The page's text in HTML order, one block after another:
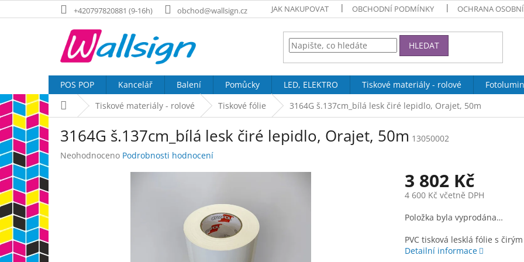
na
+420797820881 (9-16h) obchod@wallsign.cz JAK NAKUPOVAT OBCHODNÍ PODMÍNKY OCHRANA
HLEDAT
POS POP Kancelář Balení Pomůcky LED, ELEKTRO Tiskové materiály - rolové
Domů Tiskové materiály - rolové Tiskové fólie 3164G š.137cm_bílá lesk čiré lepidlo, Orajet, 50m
3164G š.137cm_bílá lesk čiré lepidlo, Orajet, 50m 13050002
Průměrné
Neohodnoceno Podrobnosti hodnocení
3 802 Kč
4 600 Kč včetně DPH
Měrná
cena:
Položka byla vyprodána…
PVC tisková lesklá fólie s
Detailní informace